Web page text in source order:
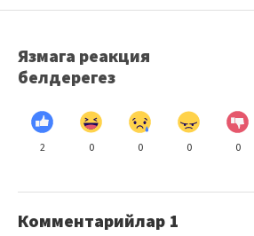
Язмага реакция
белдерегез
2 0 0 0 0
Комментарийлар 1